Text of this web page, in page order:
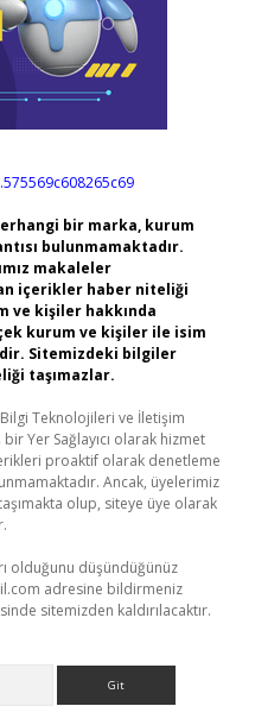
bir marka, kurum
bulunmamaktadır.
makaleler
içerikler haber niteliği
ve kişiler hakkında
kurum ve kişiler ile isim
Sitemizdeki bilgiler
taşımazlar.
Bilgi Teknolojileri ve İletişim
Yer Sağlayıcı olarak hizmet
proaktif olarak denetleme
Ancak, üyelerimiz
olup, siteye üye olarak
olduğunu düşündüğünüz
adresine bildirmeniz
sitemizden kaldırılacaktır.